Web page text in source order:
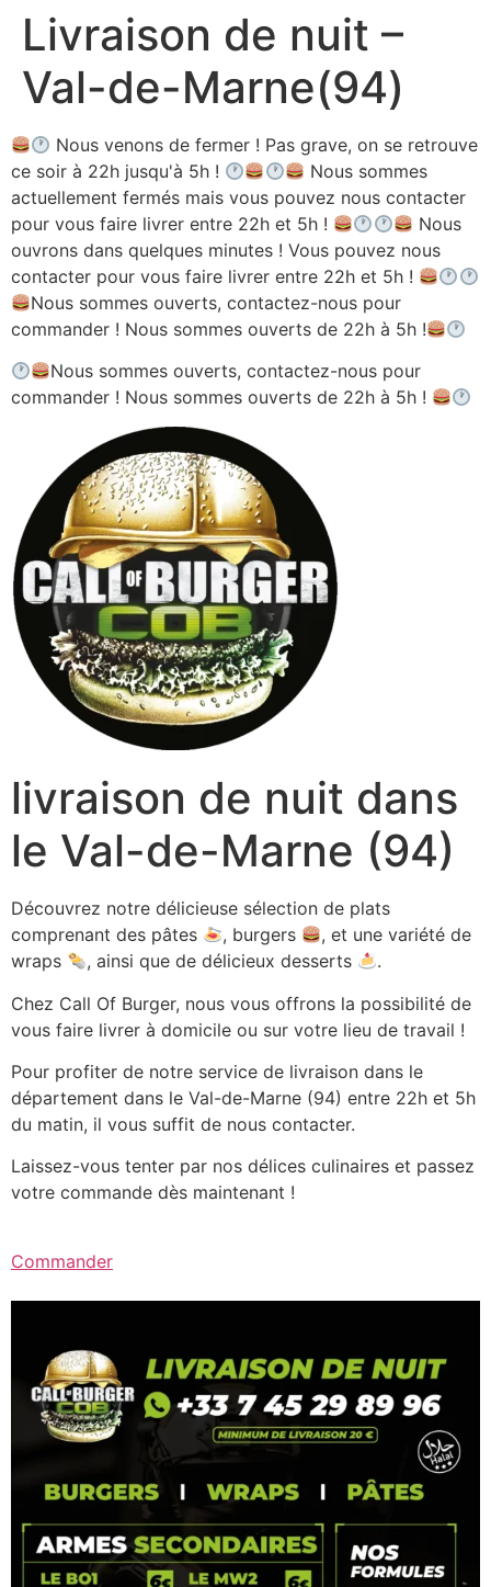
Aller
contenu
Livraison de nuit –
Val-de-Marne(94)
Nous venons de fermer ! Pas grave, on se retrouve
ce soir à 22h jusqu'à 5h !
Nous sommes
actuellement fermés mais vous pouvez nous contacter
pour vous faire livrer entre 22h et 5h !
Nous
ouvrons dans quelques minutes ! Vous pouvez nous
contacter pour vous faire livrer entre 22h et 5h !
Nous sommes ouverts, contactez-nous pour
commander ! Nous sommes ouverts de 22h à 5h !
Nous sommes ouverts, contactez-nous pour
commander ! Nous sommes ouverts de 22h à 5h !
livraison de nuit dans
le Val-de-Marne (94)
Découvrez notre délicieuse sélection de plats
comprenant des pâtes
, burgers
, et une variété de
wraps
, ainsi que de délicieux desserts
.
Chez Call Of Burger, nous vous offrons la possibilité de
vous faire livrer à domicile ou sur votre lieu de travail !
Pour profiter de notre service de livraison dans le
département dans le Val-de-Marne (94) entre 22h et 5h
du matin, il vous suffit de nous contacter.
Laissez-vous tenter par nos délices culinaires et passez
votre commande dès maintenant !
Commander